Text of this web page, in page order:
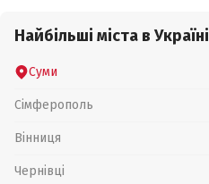
Найбільші міста в Україні
Суми
Сімферополь
Вінниця
Чернівці